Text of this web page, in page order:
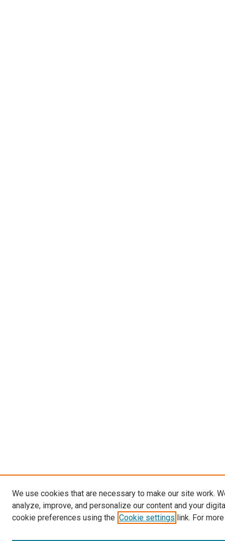
We use cookies that are necessary to make our site work.
analyze, improve, and personalize our content and your
cookie preferences using the Cookie settings link. For